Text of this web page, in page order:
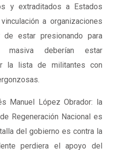
y extraditados a Estados
a organizaciones
estar presionando para
masiva deberían estar
la lista de militantes con
Manuel López Obrador: la
Regeneración Nacional es
del gobierno es contra la
perdiera el apoyo del